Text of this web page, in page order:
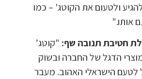
ולטעום את הקוטג' – כמו
אותו."
חטיבת תנובה שף: "קוטג’
הדגל של החברה ובשוק
לטעם הישראלי האהוב. מעבר